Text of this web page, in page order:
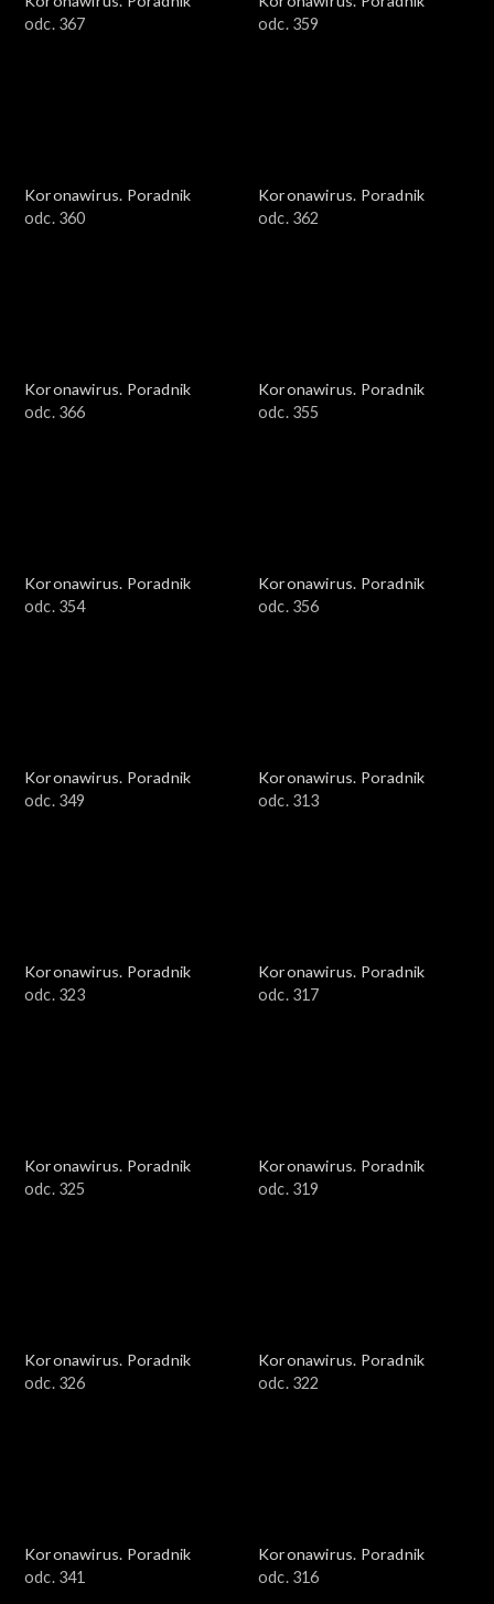
odc. 367
odc. 359
Koronawirus. Poradnik
odc. 360
Koronawirus. Poradnik
odc. 362
Koronawirus. Poradnik
odc. 366
Koronawirus. Poradnik
odc. 355
Koronawirus. Poradnik
odc. 354
Koronawirus. Poradnik
odc. 356
Koronawirus. Poradnik
odc. 349
Koronawirus. Poradnik
odc. 313
Koronawirus. Poradnik
odc. 323
Koronawirus. Poradnik
odc. 317
Koronawirus. Poradnik
odc. 325
Koronawirus. Poradnik
odc. 319
Koronawirus. Poradnik
odc. 326
Koronawirus. Poradnik
odc. 322
Koronawirus. Poradnik
odc. 341
Koronawirus. Poradnik
odc. 316